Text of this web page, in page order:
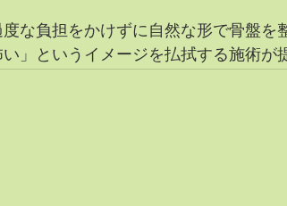
な負担をかけずに自然な形で骨盤を
」というイメージを払拭する施術が